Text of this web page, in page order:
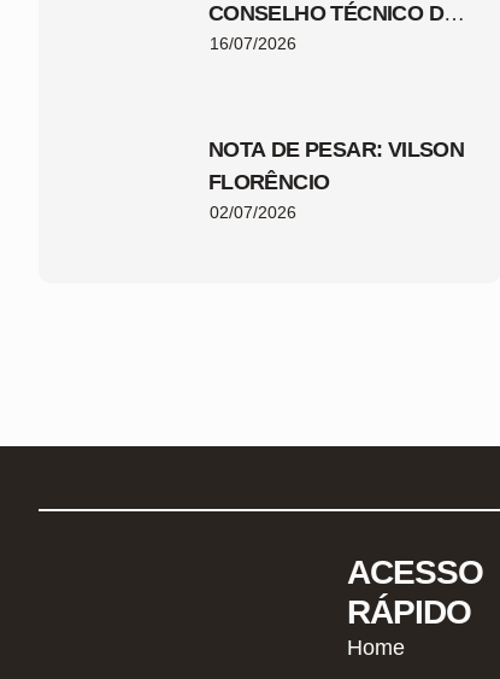
CONSELHO TÉCNICO DA
COPA SANTA CATARINA
16/07/2026
NOTA DE PESAR: VILSON
FLORÊNCIO
02/07/2026
ACESSO
RÁPIDO
Home